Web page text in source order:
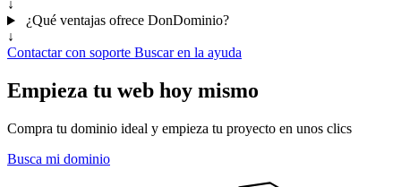
↓
¿Qué ventajas ofrece DonDominio?
↓
Contactar con soporte Buscar en la ayuda
Empieza tu web hoy mismo
Compra tu dominio ideal y empieza tu proyecto en unos clics
Busca mi dominio